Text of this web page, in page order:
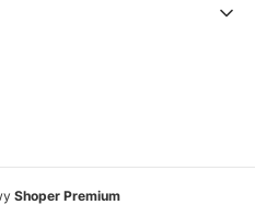
Shoper Premium